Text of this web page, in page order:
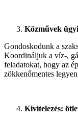
Közművek
Gondoskodunk a
Koordináljuk a víz-,
feladatokat, hogy az
zökkenőmentes
Kivitelezés: